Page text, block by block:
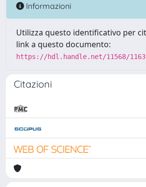
Informazioni
Utilizza questo identificativo per
link a questo documento:
https://hdl.handle.net/11568/
Citazioni